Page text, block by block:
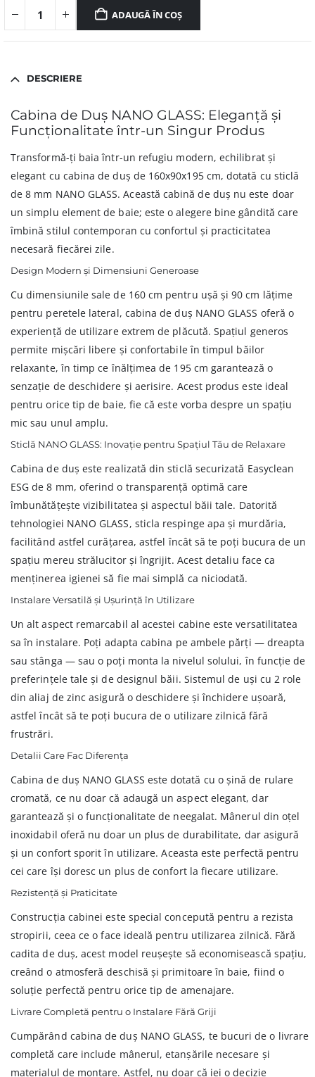
ADAUGĂ ÎN COȘ
DESCRIERE
Cabina de Duș NANO GLASS: Eleganță și
Funcționalitate într-un Singur Produs
Transformă-ți baia într-un refugiu modern, echilibrat și
elegant cu cabina de duș de 160x90x195 cm, dotată cu sticlă
de 8 mm NANO GLASS. Această cabină de duș nu este doar
un simplu element de baie; este o alegere bine gândită care
îmbină stilul contemporan cu confortul și practicitatea
necesară fiecărei zile.
Design Modern și Dimensiuni Generoase
Cu dimensiunile sale de 160 cm pentru ușă și 90 cm lățime
pentru peretele lateral, cabina de duș NANO GLASS oferă o
experiență de utilizare extrem de plăcută. Spațiul generos
permite mișcări libere și confortabile în timpul băilor
relaxante, în timp ce înălțimea de 195 cm garantează o
senzație de deschidere și aerisire. Acest produs este ideal
pentru orice tip de baie, fie că este vorba despre un spațiu
mic sau unul amplu.
Sticlă NANO GLASS: Inovație pentru Spațiul Tău de Relaxare
Cabina de duș este realizată din sticlă securizată Easyclean
ESG de 8 mm, oferind o transparență optimă care
îmbunătățește vizibilitatea și aspectul băii tale. Datorită
tehnologiei NANO GLASS, sticla respinge apa și murdăria,
facilitând astfel curățarea, astfel încât să te poți bucura de un
spațiu mereu strălucitor și îngrijit. Acest detaliu face ca
menținerea igienei să fie mai simplă ca niciodată.
Instalare Versatilă și Ușurință în Utilizare
Un alt aspect remarcabil al acestei cabine este versatilitatea
sa în instalare. Poți adapta cabina pe ambele părți — dreapta
sau stânga — sau o poți monta la nivelul solului, în funcție de
preferințele tale și de designul băii. Sistemul de uși cu 2 role
din aliaj de zinc asigură o deschidere și închidere ușoară,
astfel încât să te poți bucura de o utilizare zilnică fără
frustrări.
Detalii Care Fac Diferența
Cabina de duș NANO GLASS este dotată cu o șină de rulare
cromată, ce nu doar că adaugă un aspect elegant, dar
garantează și o funcționalitate de neegalat. Mânerul din oțel
inoxidabil oferă nu doar un plus de durabilitate, dar asigură
și un confort sporit în utilizare. Aceasta este perfectă pentru
cei care își doresc un plus de confort la fiecare utilizare.
Rezistență și Praticitate
Construcția cabinei este special concepută pentru a rezista
stropirii, ceea ce o face ideală pentru utilizarea zilnică. Fără
cadita de duș, acest model reușește să economisească spațiu,
creând o atmosferă deschisă și primitoare în baie, fiind o
soluție perfectă pentru orice tip de amenajare.
Livrare Completă pentru o Instalare Fără Griji
Cumpărând cabina de duș NANO GLASS, te bucuri de o livrare
completă care include mânerul, etanșările necesare și
materialul de montare. Astfel, nu doar că iei o decizie